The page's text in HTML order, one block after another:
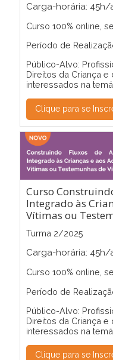
Carga-horária: 45h/
Curso 100% online,
Período de
Público-Alvo:
Direitos da Criança
interessados na
Clique para se
Curso
Integrado às
Vítimas ou
Turma 2/2025
Carga-horária: 45h/
Curso 100% online,
Período de
Público-Alvo:
Direitos da Criança
interessados na
Clique para se